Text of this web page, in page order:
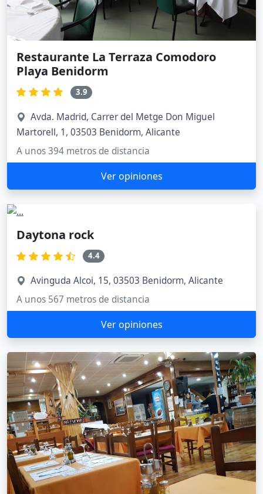
Restaurante La Terraza Comodoro
Playa Benidorm
3.9
Avda. Madrid, Carrer del Metge Don Miguel
Martorell, 1, 03503 Benidorm, Alicante
A unos 394 metros de distancia
Ver opiniones
Daytona rock
4.4
Avinguda Alcoi, 15, 03503 Benidorm, Alicante
A unos 567 metros de distancia
Ver opiniones